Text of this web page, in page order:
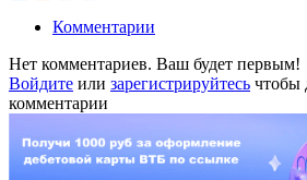
Комментарии
Нет комментариев. Ваш будет первым!
Войдите или зарегистрируйтесь чтобы
комментарии